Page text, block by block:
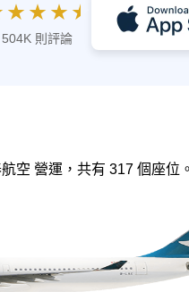
★ ★ ★ ★
504K 則評論
空 營運，共有 317 個座位。